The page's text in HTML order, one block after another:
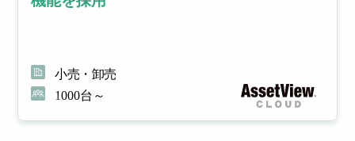
小売・卸売
1000台～